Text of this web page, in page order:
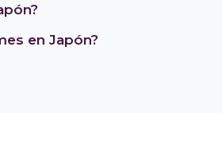
en Japón?